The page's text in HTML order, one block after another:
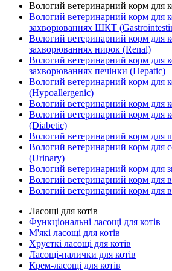
Вологий ветеринарний корм для
Вологий ветеринарний корм для
захворюваннях ШКТ
Вологий ветеринарний корм для
захворюваннях нирок (Renal)
Вологий ветеринарний корм для
захворюваннях печінки (Hepatic)
Вологий ветеринарний корм для
(Hypoallergenic)
Вологий ветеринарний корм для
Вологий ветеринарний корм для
(Diabetic)
Вологий ветеринарний корм для
Вологий ветеринарний корм для
(Urinary)
Вологий ветеринарний корм для
Вологий ветеринарний корм для
Вологий ветеринарний корм для
Ласощі для котів
Функціональні ласощі для котів
М'які ласощі для котів
Хрусткі ласощі для котів
Ласощі-палички для котів
Крем-ласощі для котів